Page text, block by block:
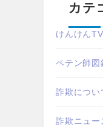
カテ
けんけん
ペテン師図
詐欺につい
詐欺ニュー